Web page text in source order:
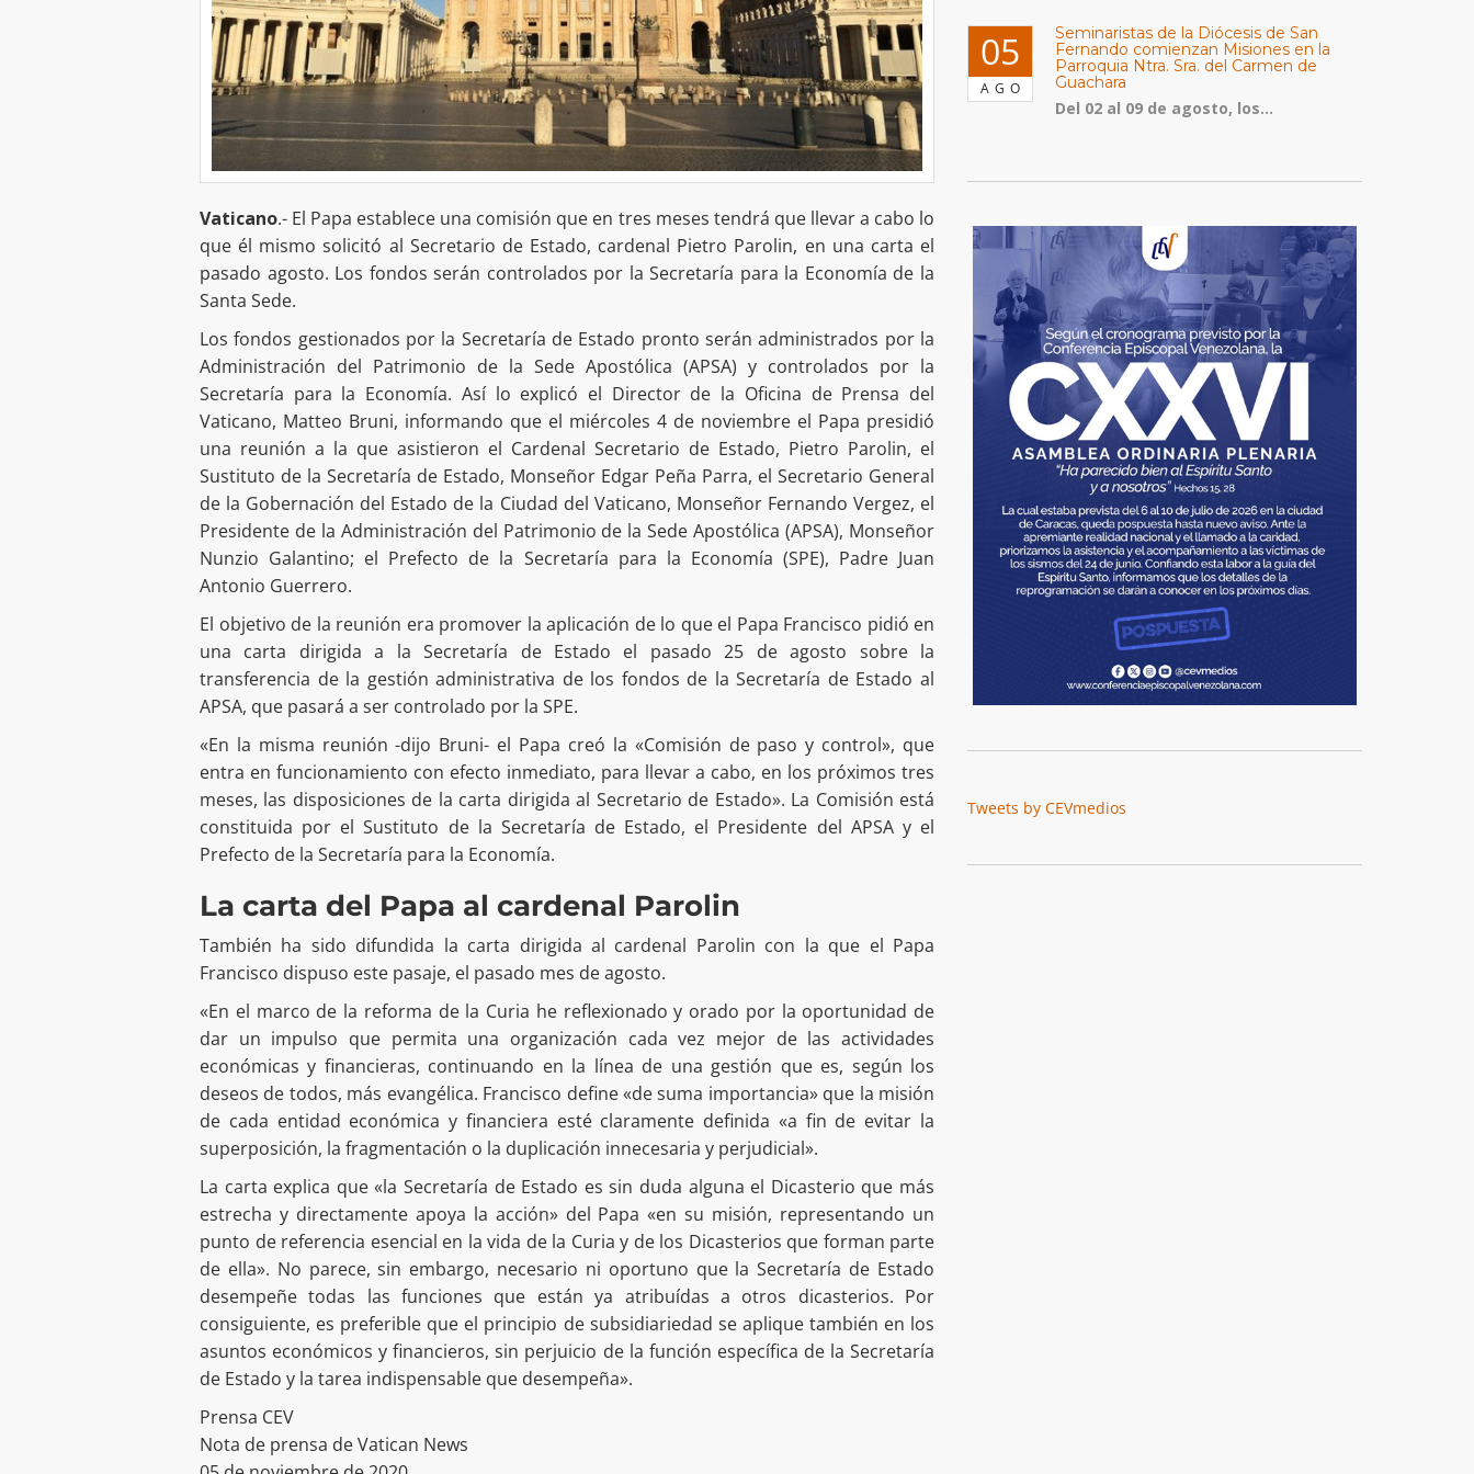
Vaticano.- El Papa establece una comisión que en tres meses tendrá que llevar a cabo lo
que él mismo solicitó al Secretario de Estado, cardenal Pietro Parolin, en una carta el
pasado agosto. Los fondos serán controlados por la Secretaría para la Economía de la
Santa Sede.
Los fondos gestionados por la Secretaría de Estado pronto serán administrados por la
Administración del Patrimonio de la Sede Apostólica (APSA) y controlados por la
Secretaría para la Economía. Así lo explicó el Director de la Oficina de Prensa del
Vaticano, Matteo Bruni, informando que el miércoles 4 de noviembre el Papa presidió
una reunión a la que asistieron el Cardenal Secretario de Estado, Pietro Parolin, el
Sustituto de la Secretaría de Estado, Monseñor Edgar Peña Parra, el Secretario General
de la Gobernación del Estado de la Ciudad del Vaticano, Monseñor Fernando Vergez, el
Presidente de la Administración del Patrimonio de la Sede Apostólica (APSA), Monseñor
Nunzio Galantino; el Prefecto de la Secretaría para la Economía (SPE), Padre Juan
Antonio Guerrero.
El objetivo de la reunión era promover la aplicación de lo que el Papa Francisco pidió en
una carta dirigida a la Secretaría de Estado el pasado 25 de agosto sobre la
transferencia de la gestión administrativa de los fondos de la Secretaría de Estado al
APSA, que pasará a ser controlado por la SPE.
«En la misma reunión -dijo Bruni- el Papa creó la «Comisión de paso y control», que
entra en funcionamiento con efecto inmediato, para llevar a cabo, en los próximos tres
meses, las disposiciones de la carta dirigida al Secretario de Estado». La Comisión está
constituida por el Sustituto de la Secretaría de Estado, el Presidente del APSA y el
Prefecto de la Secretaría para la Economía.
La carta del Papa al cardenal Parolin
También ha sido difundida la carta dirigida al cardenal Parolin con la que el Papa
Francisco dispuso este pasaje, el pasado mes de agosto.
«En el marco de la reforma de la Curia he reflexionado y orado por la oportunidad de
dar un impulso que permita una organización cada vez mejor de las actividades
económicas y financieras, continuando en la línea de una gestión que es, según los
deseos de todos, más evangélica. Francisco define «de suma importancia» que la misión
de cada entidad económica y financiera esté claramente definida «a fin de evitar la
superposición, la fragmentación o la duplicación innecesaria y perjudicial».
La carta explica que «la Secretaría de Estado es sin duda alguna el Dicasterio que más
estrecha y directamente apoya la acción» del Papa «en su misión, representando un
punto de referencia esencial en la vida de la Curia y de los Dicasterios que forman parte
de ella». No parece, sin embargo, necesario ni oportuno que la Secretaría de Estado
desempeñe todas las funciones que están ya atribuídas a otros dicasterios. Por
consiguiente, es preferible que el principio de subsidiariedad se aplique también en los
asuntos económicos y financieros, sin perjuicio de la función específica de la Secretaría
de Estado y la tarea indispensable que desempeña».
Prensa CEV
Nota de prensa de Vatican News
05
AGO
Seminaristas de la Diócesis de San
Fernando comienzan Misiones en la
Parroquia Ntra. Sra. del Carmen de
Guachara
Del 02 al 09 de agosto, los...
Tweets by CEVmedios